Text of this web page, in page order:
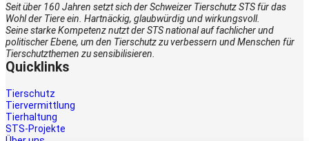
Seit über 160 Jahren setzt sich der Schweizer Tierschutz STS für das
Wohl der Tiere ein. Hartnäckig, glaubwürdig und wirkungsvoll.
Seine starke Kompetenz nutzt der STS national auf fachlicher und
politischer Ebene, um den Tierschutz zu verbessern und Menschen für
Tierschutzthemen zu sensibilisieren.
Quicklinks
Tierschutz
Tiervermittlung
Tierhaltung
STS-Projekte